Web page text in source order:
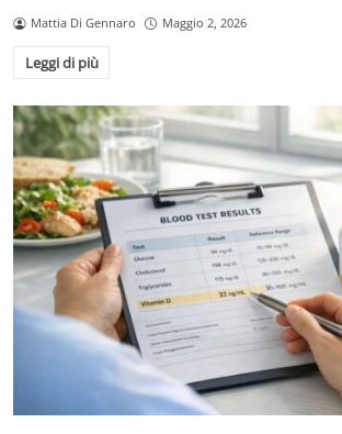
Mattia Di Gennaro Maggio 2, 2026
Leggi di più